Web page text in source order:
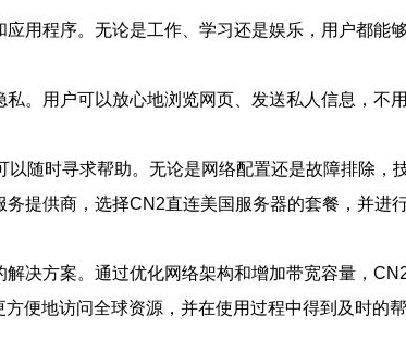
用程序。无论是工作、学习还是娱乐，用户都能
。用户可以放心地浏览网页、发送私人信息，不
随时寻求帮助。无论是网络配置还是故障排除，
提供商，选择CN2直连美国服务器的套餐，并进
决方案。通过优化网络架构和增加带宽容量，
便地访问全球资源，并在使用过程中得到及时的